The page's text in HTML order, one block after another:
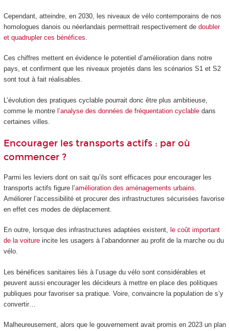
Cependant, atteindre, en 2030, les niveaux de vélo contemporains de nos
homologues danois ou néerlandais permettrait respectivement de doubler
et quadrupler ces bénéfices
Ces chiffres mettent en évidence le potentiel d’amélioration dans notre
pays, et confirment que les niveaux projetés dans les scénarios S1 et S2
sont tout à fait réalisables.
L’évolution des pratiques cyclable pourrait donc être plus ambitieuse,
comme le montre l’analyse des données de fréquentation cyclabledans
certaines villes.
Encourager les transports actifs : par où
commencer ?
Parmi les leviers dont on sait qu’ils sont efficaces pour encourager les
transports actifs figure l’amélioration des aménagements urbains
Améliorer l’accessibilité et procurer des infrastructures sécurisées favorise
en effet ces modes de déplacement.
En outre, lorsque des infrastructures adaptées existent, le coût important
de la voitureincite les usagers à l’abandonner au profit de la marche ou du
vélo.
Les bénéfices sanitaires liés à l’usage du vélo sont considérables et
peuvent aussi encourager les décideurs à mettre en place des politiques
publiques pour favoriser sa pratique. Voire, convaincre la population de s’y
convertir…
Malheureusement, alors que le gouvernement avait promis en 2023 un plan